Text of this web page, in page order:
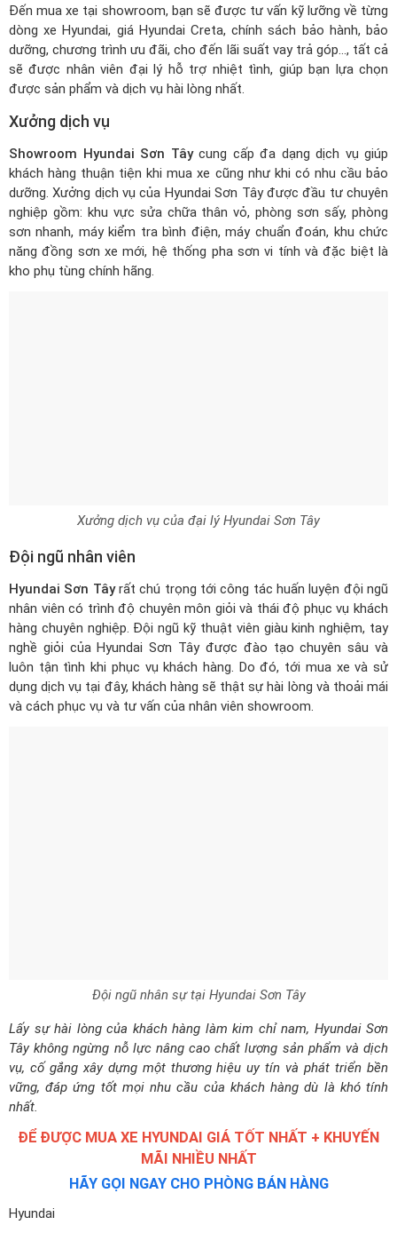
Đến mua xe tại showroom, bạn sẽ được tư vấn kỹ lưỡng về từng
dòng xe Hyundai, giá Hyundai Creta, chính sách bảo hành, bảo
dưỡng, chương trình ưu đãi, cho đến lãi suất vay trả góp..., tất cả
sẽ được nhân viên đại lý hỗ trợ nhiệt tình, giúp bạn lựa chọn
được sản phẩm và dịch vụ hài lòng nhất.
Xưởng dịch vụ
Showroom Hyundai Sơn Tâycung cấp đa dạng dịch vụ giúp
khách hàng thuận tiện khi mua xe cũng như khi có nhu cầu bảo
dưỡng. Xưởng dịch vụ của Hyundai Sơn Tây được đầu tư chuyên
nghiệp gồm: khu vực sửa chữa thân vỏ, phòng sơn sấy, phòng
sơn nhanh, máy kiểm tra bình điện, máy chuẩn đoán, khu chức
năng đồng sơn xe mới, hệ thống pha sơn vi tính và đặc biệt là
kho phụ tùng chính hãng.
Xưởng dịch vụ của đại lý Hyundai Sơn Tây
Đội ngũ nhân viên
Hyundai Sơn Tâyrất chú trọng tới công tác huấn luyện đội ngũ
nhân viên có trình độ chuyên môn giỏi và thái độ phục vụ khách
hàng chuyên nghiệp. Đội ngũ kỹ thuật viên giàu kinh nghiệm, tay
nghề giỏi của Hyundai Sơn Tây được đào tạo chuyên sâu và
luôn tận tình khi phục vụ khách hàng. Do đó, tới mua xe và sử
dụng dịch vụ tại đây, khách hàng sẽ thật sự hài lòng và thoải mái
và cách phục vụ và tư vấn của nhân viên showroom.
Đội ngũ nhân sự tại Hyundai Sơn Tây
Lấy sự hài lòng của khách hàng làm kim chỉ nam, Hyundai Sơn
Tây không ngừng nỗ lực nâng cao chất lượng sản phẩm và dịch
vụ, cố gắng xây dựng một thương hiệu uy tín và phát triển bền
vững, đáp ứng tốt mọi nhu cầu của khách hàng dù là khó tính
nhất.
ĐỂ ĐƯỢC MUA XE HYUNDAI GIÁ TỐT NHẤT + KHUYẾN
MÃI NHIỀU NHẤT
HÃY GỌI NGAY CHO PHÒNG BÁN HÀNG
Hyundai